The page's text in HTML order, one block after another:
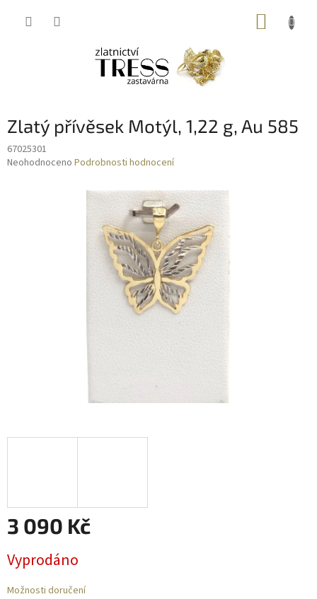
Zlatý přívěsek Motýl, 1,22 g, Au 585
67025301
Průměrné
Neohodnoceno Podrobnosti hodnocení
3 090 Kč
cena:
Vyprodáno
Možnosti doručení